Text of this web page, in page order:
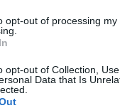
opt-out of processing
opt-out of Collection,
Data that Is
το κλίμα παραμένει
προειδοποιούν
σοβαρές